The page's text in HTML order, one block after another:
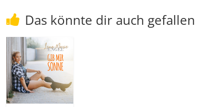
Das könnte dir auch gefallen